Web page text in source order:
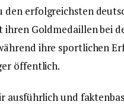
den erfolgreichsten
ihren Goldmedaillen bei
ihre sportlichen
öffentlich.
ausführlich und